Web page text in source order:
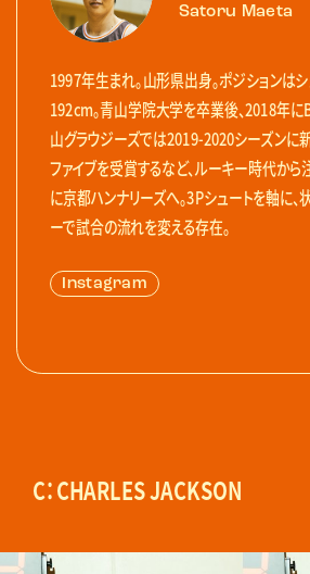
Satoru Maeta
1997年生まれ。山形県出身。ポジションはシ
192cm。青山学院大学を卒業後、2018年に
山グラウジーズでは2019-2020シーズンに
ファイブを受賞するなど、ルーキー時代か
に京都ハンナリーズへ。3Pシュートを軸に
ーで試合の流れを変える存在。
Instagram
C：CHARLES JACKSON